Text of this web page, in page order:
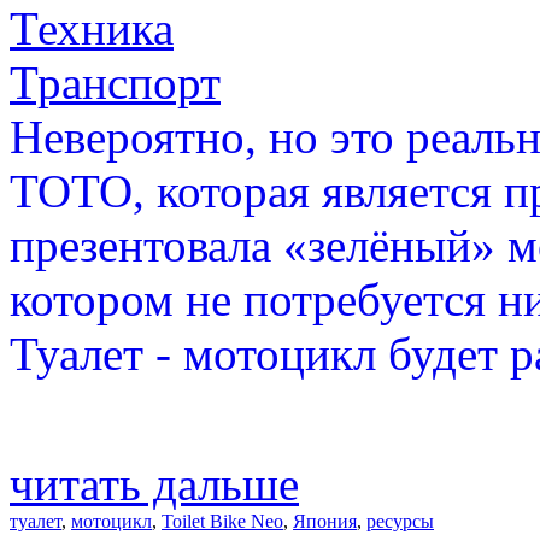
Техника
Транспорт
Невероятно, но это
TOTO, которая является
презентовала «зелёный»
котором не потребуется
Туалет - мотоцикл будет
читать дальше
туалет, мотоцикл, Toilet Bike Neo, Япония, ресурсы